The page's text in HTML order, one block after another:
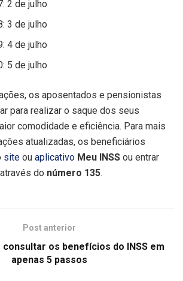
2 de julho
3 de julho
4 de julho
5 de julho
os aposentados e pensionistas
para realizar o saque dos seus
comodidade e eficiência. Para mais
atualizadas, os beneficiários
site ou aplicativo Meu INSS ou entrar
do número 135.
Post anterior
os benefícios do INSS em
apenas 5 passos